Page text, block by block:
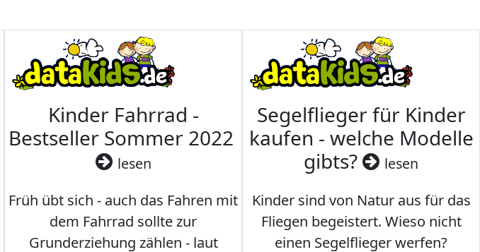
Kinder Fahrrad -
Bestseller Sommer 2022
lesen
Früh übt sich - auch das Fahren mit
dem Fahrrad sollte zur
Grunderziehung zählen - laut
Segelflieger für Kinder
kaufen - welche Modelle
gibts?
lesen
Kinder sind von Natur aus für das
Fliegen begeistert. Wieso nicht
einen Segelflieger werfen?